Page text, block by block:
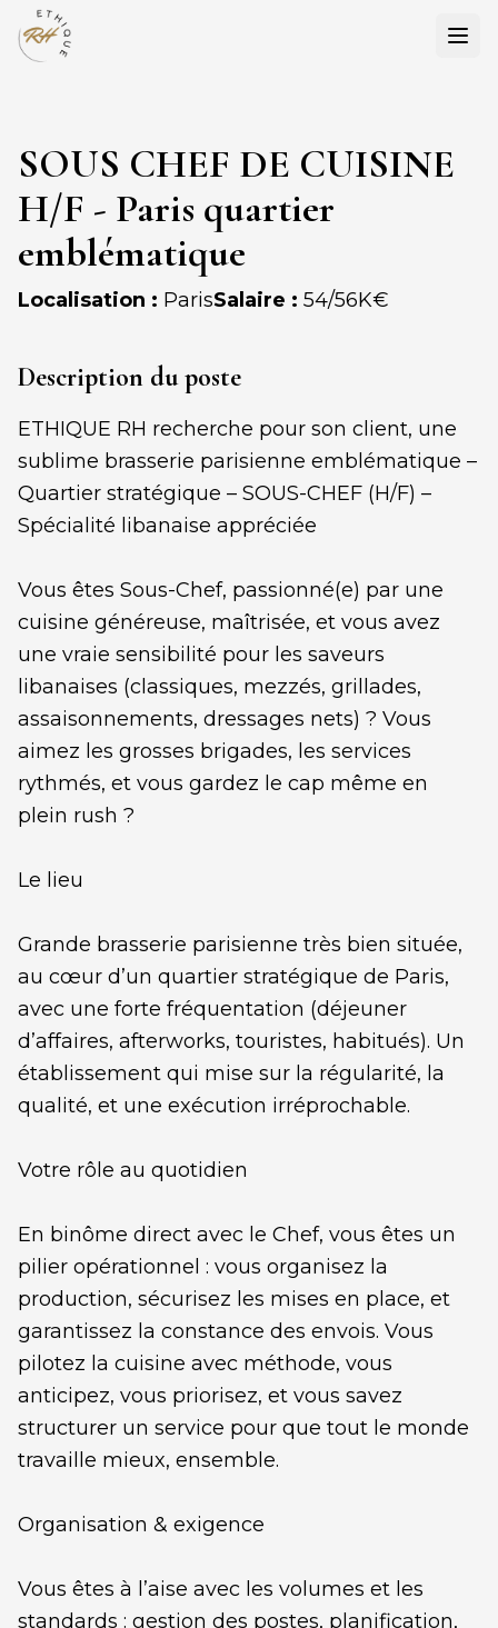
SOUS CHEF DE CUISINE
H/F - Paris quartier
emblématique
Localisation : ParisSalaire : 54/56K€
Description du poste
ETHIQUE RH recherche pour son client, une
sublime brasserie parisienne emblématique –
Quartier stratégique – SOUS-CHEF (H/F) –
Spécialité libanaise appréciée
Vous êtes Sous-Chef, passionné(e) par une
cuisine généreuse, maîtrisée, et vous avez
une vraie sensibilité pour les saveurs
libanaises (classiques, mezzés, grillades,
assaisonnements, dressages nets) ? Vous
aimez les grosses brigades, les services
rythmés, et vous gardez le cap même en
plein rush ?
Le lieu
Grande brasserie parisienne très bien située,
au cœur d’un quartier stratégique de Paris,
avec une forte fréquentation (déjeuner
d’affaires, afterworks, touristes, habitués). Un
établissement qui mise sur la régularité, la
qualité, et une exécution irréprochable.
Votre rôle au quotidien
En binôme direct avec le Chef, vous êtes un
pilier opérationnel : vous organisez la
production, sécurisez les mises en place, et
garantissez la constance des envois. Vous
pilotez la cuisine avec méthode, vous
anticipez, vous priorisez, et vous savez
structurer un service pour que tout le monde
travaille mieux, ensemble.
Organisation & exigence
Vous êtes à l’aise avec les volumes et les
standards : gestion des postes, planification,